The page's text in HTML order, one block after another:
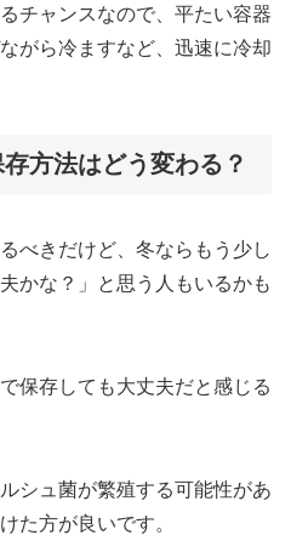
チャンスなので、平たい容器
がら冷ますなど、迅速に冷却
方法はどう変わる？
べきだけど、冬ならもう少し
かな？」と思う人もいるかも
保存しても大丈夫だと感じる
シュ菌が繁殖する可能性があ
た方が良いです。